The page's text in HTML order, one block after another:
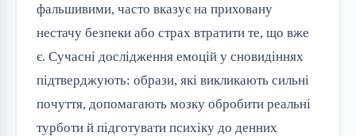
фальшивими, часто вказує на приховану
нестачу безпеки або страх втратити те, що вже
є. Сучасні дослідження емоцій у сновидіннях
підтверджують: образи, які викликають сильні
почуття, допомагають мозку обробити реальні
турботи й підготувати психіку до денних